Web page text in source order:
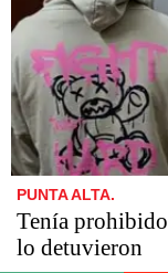
PUNTA ALTA.
Tenía prohibido
lo detuvieron